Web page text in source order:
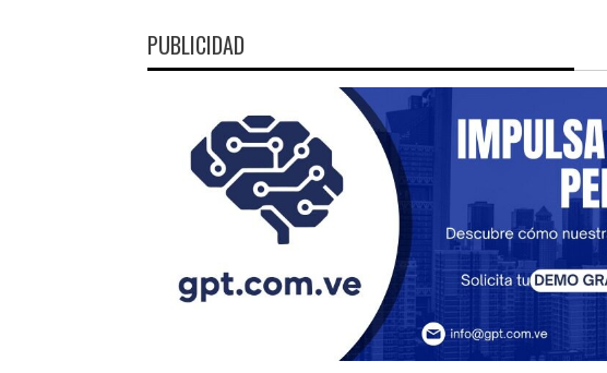
PUBLICIDAD